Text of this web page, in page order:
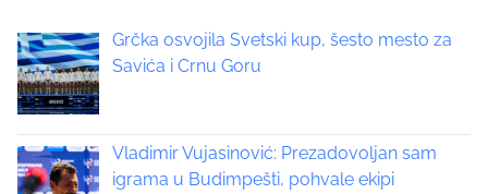
s
t
o
:
t
s
a
Grčka osvojila Svetski kup, šesto mesto za
Savića i Crnu Goru
Vladimir Vujasinović: Prezadovoljan sam
igrama u Budimpešti, pohvale ekipi